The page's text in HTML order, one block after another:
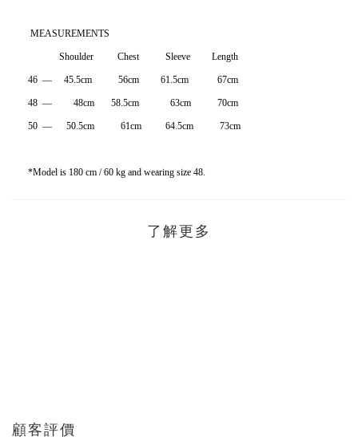
MEASUREMENTS
Shoulder Chest Sleeve Length
46 — 45.5cm 56cm 61.5cm 67cm
48 — 48cm 58.5cm 63cm 70cm
50 — 50.5cm 61cm 64.5cm 73cm
*Model is 180 cm / 60 kg and wearing size 48.
了解更多
顧客評價